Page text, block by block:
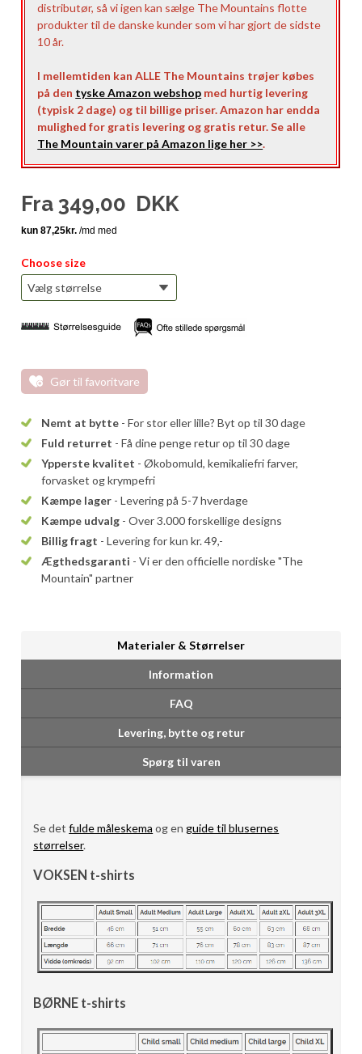
distributør, så vi igen kan sælge The Mountains flotte
produkter til de danske kunder som vi har gjort de sidste
10 år.
I mellemtiden kan ALLE The Mountains trøjer købes
på den tyske Amazon webshop med hurtig levering
(typisk 2 dage) og til billige priser. Amazon har endda
mulighed for gratis levering og gratis retur. Se alle
The Mountain varer på Amazon lige her >>.
Fra 349,00 DKK
Choose size
Gør til favoritvare
Nemt at bytte - For stor eller lille? Byt op til 30 dage
Fuld returret - Få dine penge retur op til 30 dage
Ypperste kvalitet - Økobomuld, kemikaliefri farver,
forvasket og krympefri
Kæmpe lager - Levering på 5-7 hverdage
Kæmpe udvalg - Over 3.000 forskellige designs
Billig fragt - Levering for kun kr. 49,-
Ægthedsgaranti - Vi er den officielle nordiske "The
Mountain" partner
Materialer & Størrelser
Information
FAQ
Levering, bytte og retur
Spørg til varen
Se detfulde måleskema og enguide til blusernes
størrelser.
VOKSEN t-shirts
BØRNE t-shirts